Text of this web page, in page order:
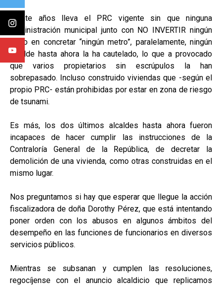
Veinte años lleva el PRC vigente sin que ninguna
administración municipal junto con NO INVERTIR ningún
peso en concretar “ningún metro”, paralelamente, ningún
alcalde hasta ahora la ha cautelado, lo que a provocado
que varios propietarios sin escrúpulos la han
sobrepasado. Incluso construido viviendas que -según el
propio PRC- están prohibidas por estar en zona de riesgo
de tsunami.
Es más, los dos últimos alcaldes hasta ahora fueron
incapaces de hacer cumplir las instrucciones de la
Contraloría General de la República, de decretar la
demolición de una vivienda, como otras construidas en el
mismo lugar.
Nos preguntamos si hay que esperar que llegue la acción
fiscalizadora de doña Dorothy Pérez, que está intentando
poner orden con los abusos en algunos ámbitos del
desempeño en las funciones de funcionarios en diversos
servicios públicos.
Mientras se subsanan y cumplen las resoluciones,
regocíjense con el anuncio alcaldicio que replicamos